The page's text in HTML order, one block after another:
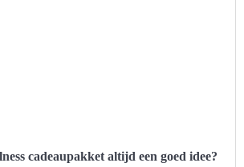
cadeaupakket altijd een goed idee?